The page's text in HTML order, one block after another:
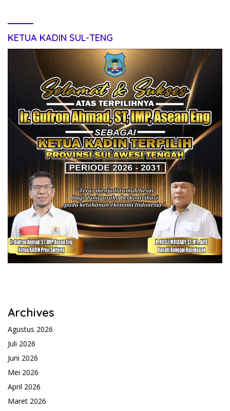
KETUA KADIN SUL-TENG
Archives
Agustus 2026
Juli 2026
Juni 2026
Mei 2026
April 2026
Maret 2026